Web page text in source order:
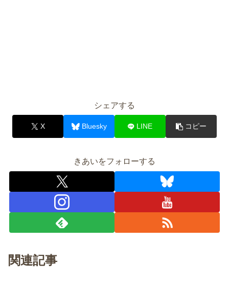
シェアする
X Bluesky LINE コピー
きあいをフォローする
関連記事